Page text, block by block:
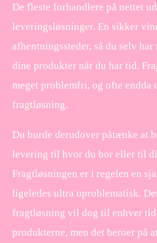
De fleste forhandlere på nettet
leveringsløsninger. En sikker
afhentningssteder, så du selv
dine produkter når du har tid.
meget problemfri, og ofte endda
fragtløsning.
Du burde derudover påtænke at
levering til hvor du bor eller til
Fragtløsningen er i regelen en
ligeledes ultra uproblematisk.
fragtløsning vil dog til enhver
produkterne, men det beroer på